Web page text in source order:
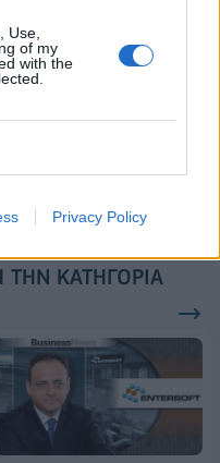
Use,
of my
with the
Privacy Policy
διεθνή σειρά δεικτών
Επιδαύρου άνοιξε τις
ΤΗΝ ΚΑΤΗΓΟΡΊΑ